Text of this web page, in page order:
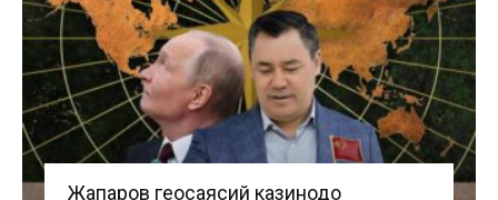
Жапаров геосаясий казинодо